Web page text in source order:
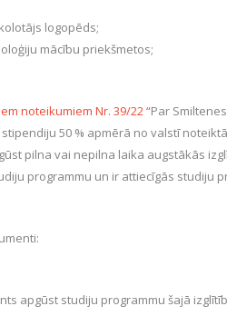
logopēds;
mācību priekšmetos;
noteikumiem Nr. 39/22“Par
50 % apmērā no valstī
pilna vai nepilna laika augstākās
programmu un ir attiecīgās studiju
apgūst studiju programmu šajā